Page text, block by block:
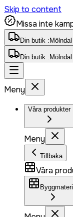
Skip to content
Missa inte
Din butik :
Din butik :
Meny
Våra produkter
Meny
Tillbaka
Våra